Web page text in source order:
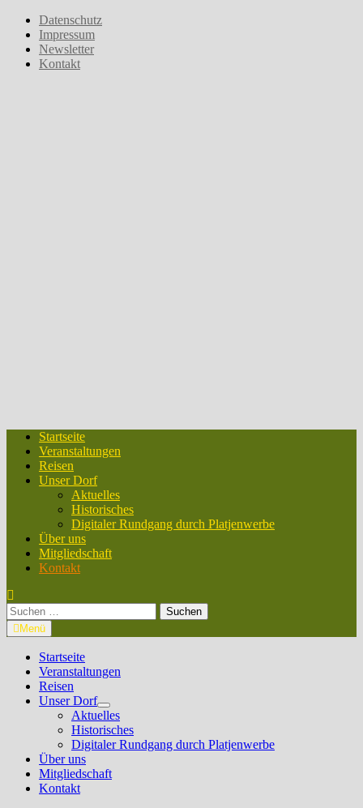
Zum
Inhalt
springen
Datenschutz
Impressum
Newsletter
Kontakt
Startseite
Veranstaltungen
Reisen
Unser Dorf
Aktuelles
Historisches
Digitaler Rundgang durch Platjenwerbe
Über uns
Mitgliedschaft
Kontakt
Suchen
nach:Menü
Startseite
Veranstaltungen
Reisen
Unser Dorf
Untermenü
anzeigen
Aktuelles
Historisches
Digitaler Rundgang durch Platjenwerbe
Über uns
Mitgliedschaft
Kontakt